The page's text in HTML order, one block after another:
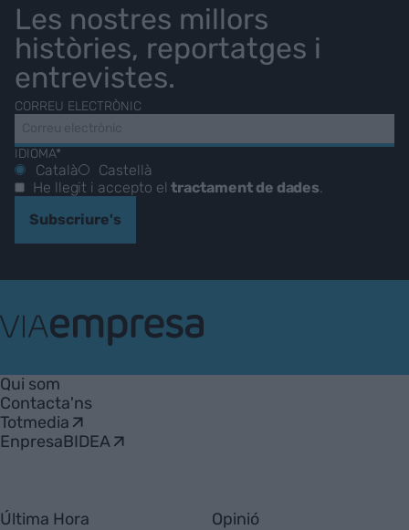
Les nostres millors
històries, reportatges i
entrevistes.
CORREU ELECTRÒNIC
IDIOMA*
Català
Castellà
He llegit i accepto eltractament de dades.
Subscriure's
Empresa
Qui som
Contacta'ns
Totmedia
EnpresaBIDEA
Última Hora Opinió